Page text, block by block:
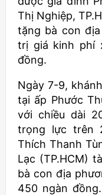
Thị Nghiệp,
tặng bà con
trị giá kinh phí
đồng.
Ngày 7-9,
tại ấp Phước
với chiều dài
trọng lực trên
Thích Thanh
Lạc (TP.HCM)
bà con địa
450 ngàn